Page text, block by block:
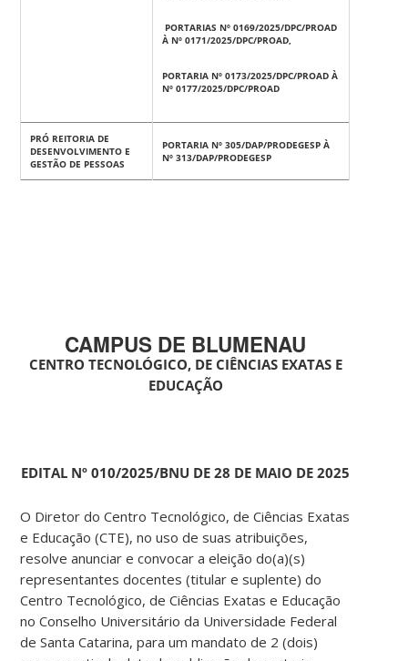
PORTARIAS Nº 0169/2025/DPC/PROAD
À Nº 0171/2025/DPC/PROAD,
PORTARIA Nº 0173/2025/DPC/PROAD À
Nº 0177/2025/DPC/PROAD
PRÓ REITORIA DE
DESENVOLVIMENTO E
GESTÃO DE PESSOAS
PORTARIA Nº 305/DAP/PRODEGESP À
Nº 313/DAP/PRODEGESP
CAMPUS DE BLUMENAU
CENTRO TECNOLÓGICO, DE CIÊNCIAS EXATAS E
EDUCAÇÃO
EDITAL Nº 010/2025/BNU DE 28 DE MAIO DE 2025
O Diretor do Centro Tecnológico, de Ciências Exatas
e Educação (CTE), no uso de suas atribuições,
resolve anunciar e convocar a eleição do(a)(s)
representantes docentes (titular e suplente) do
Centro Tecnológico, de Ciências Exatas e Educação
no Conselho Universitário da Universidade Federal
de Santa Catarina, para um mandato de 2 (dois)